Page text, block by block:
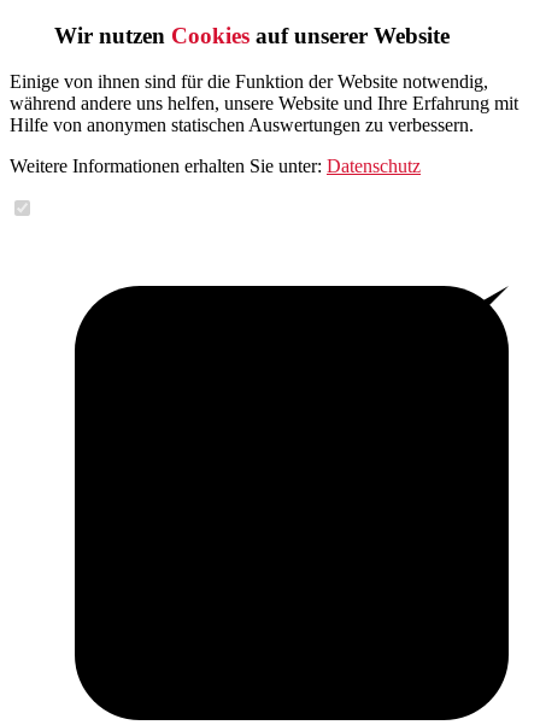
Wir nutzen Cookies auf unserer Website
Einige von ihnen sind für die Funktion der Website notwendig,
während andere uns helfen, unsere Website und Ihre Erfahrung mit
Hilfe von anonymen statischen Auswertungen zu verbessern.
Weitere Informationen erhalten Sie unter: Datenschutz